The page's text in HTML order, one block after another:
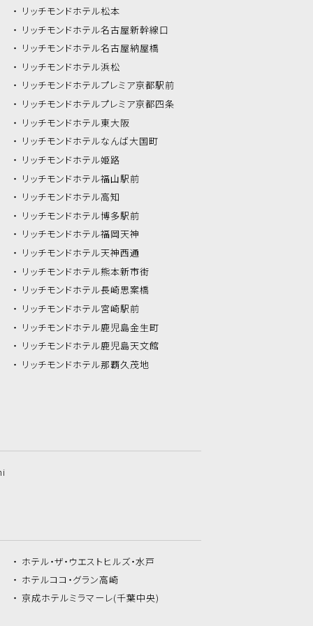
リッチモンドホテル松本
リッチモンドホテル名古屋新幹線口
リッチモンドホテル名古屋納屋橋
リッチモンドホテル浜松
リッチモンドホテルプレミア京都駅前
リッチモンドホテルプレミア京都四条
リッチモンドホテル東大阪
リッチモンドホテルなんば大国町
リッチモンドホテル姫路
リッチモンドホテル福山駅前
リッチモンドホテル高知
リッチモンドホテル博多駅前
リッチモンドホテル福岡天神
リッチモンドホテル天神西通
リッチモンドホテル熊本新市街
リッチモンドホテル長崎思案橋
リッチモンドホテル宮崎駅前
リッチモンドホテル鹿児島金生町
リッチモンドホテル鹿児島天文館
リッチモンドホテル那覇久茂地
ホテル・ザ・ ウエストヒルズ・水戸
ホテルココ・グラン高崎
京成ホテルミラマーレ(千葉中央)